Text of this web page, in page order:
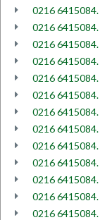
0216 6415084.
0216 6415084.
0216 6415084.
0216 6415084.
0216 6415084.
0216 6415084.
0216 6415084.
0216 6415084.
0216 6415084.
0216 6415084.
0216 6415084.
0216 6415084.
0216